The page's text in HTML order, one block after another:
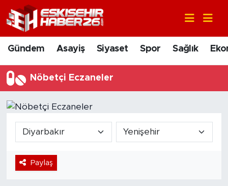
Gündem Asayiş Siyaset Spor Sağlık
Nöbetçi Eczaneler
Paylaş
Gündem
Asayiş
Siyaset
Sağlık
Ekonomi
Nöbetçi Eczaneler
Hava Durumu
Trafik Durumu
Tüm Manşetler
Son Dakika Haberleri